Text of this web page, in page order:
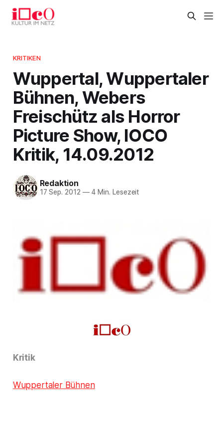
KRITIKEN
Wuppertal, Wuppertaler
Bühnen, Webers
Freischütz als Horror
Picture Show, IOCO
Kritik, 14.09.2012
Redaktion
17 Sep. 2012 —4 Min. Lesezeit
Kritik
Wuppertaler Bühnen